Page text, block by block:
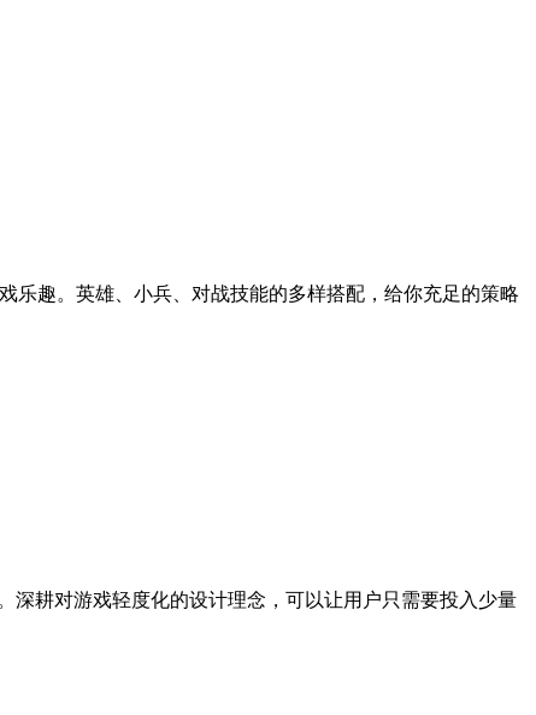
乐趣。英雄、小兵、对战技能的多样搭配，给你充足的策略
深耕对游戏轻度化的设计理念，可以让用户只需要投入少量